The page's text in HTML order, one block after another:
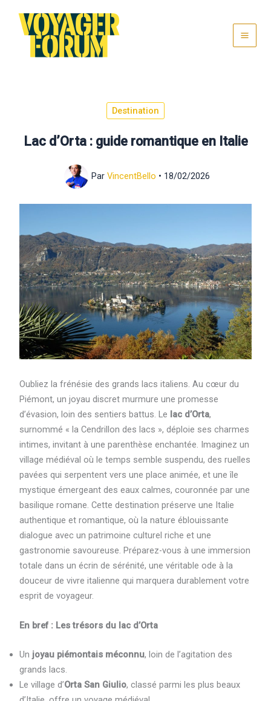
contenu
Destination
Lac d’Orta : guide romantique en Italie
Par VincentBello • 18/02/2026
Oubliez la frénésie des grands lacs italiens. Au cœur du
Piémont, un joyau discret murmure une promesse
d’évasion, loin des sentiers battus. Le lac d’Orta,
surnommé « la Cendrillon des lacs », déploie ses charmes
intimes, invitant à une parenthèse enchantée. Imaginez un
village médiéval où le temps semble suspendu, des ruelles
pavées qui serpentent vers une place animée, et une île
mystique émergeant des eaux calmes, couronnée par une
basilique romane. Cette destination préserve une Italie
authentique et romantique, où la nature éblouissante
dialogue avec un patrimoine culturel riche et une
gastronomie savoureuse. Préparez-vous à une immersion
totale dans un écrin de sérénité, une véritable ode à la
douceur de vivre italienne qui marquera durablement votre
esprit de voyageur.
En bref : Les trésors du lac d’Orta
Un joyau piémontais méconnu, loin de l’agitation des
grands lacs.
Le village d’Orta San Giulio, classé parmi les plus beaux